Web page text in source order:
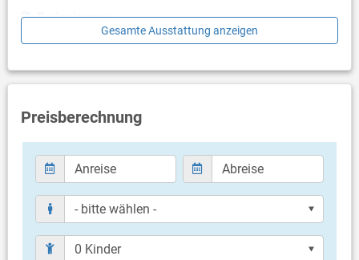
Badezimmer
Balkon & Terrasse
Balkongröße: 4 m²
Weitere Informationen
Grill vorhanden
Privater Parkplatz auf dem Grundstück
Haustier nicht erlaubt
Klimaanlage im Preis inklusive
Bettwäsche vorhanden
Handtücher vorhanden
Gesamte Ausstattung anzeigen
Preisberechnung